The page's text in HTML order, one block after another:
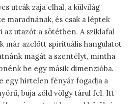
utcák zaja elhal, a külvilág
maradnának, és csak a léptek
az utazót a sötétben. A sziklafal
már azelőtt spirituális hangulatot
magát a szentélyt, mintha
be egy másik dimenzióba.
egy hirtelen fényár fogadja a
buja zöld völgy tárul fel. Itt